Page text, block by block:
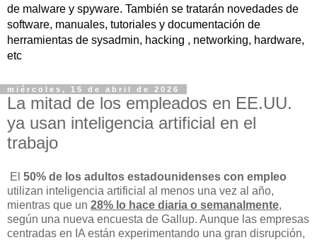
de malware y spyware. También se tratarán novedades de
software, manuales, tutoriales y documentación de
herramientas de sysadmin, hacking , networking, hardware,
etc
miércoles, 15 de abril de 2026
La mitad de los empleados en EE.UU.
ya usan inteligencia artificial en el
trabajo
El 50% de los adultos estadounidenses con empleo
utilizan inteligencia artificial al menos una vez al año,
mientras que un 28% lo hace diaria o semanalmente,
según una nueva encuesta de Gallup. Aunque las empresas
centradas en IA están experimentando una gran disrupción,